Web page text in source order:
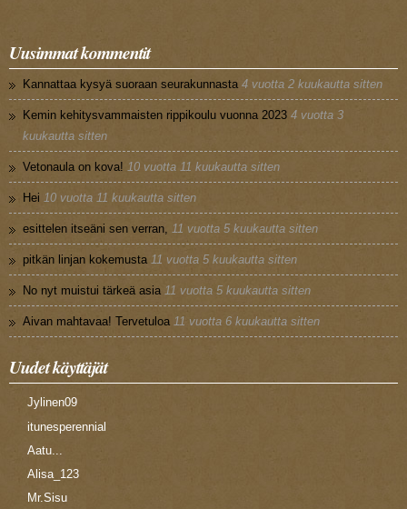
Uusimmat kommentit
Kannattaa kysyä suoraan seurakunnasta 4 vuotta 2 kuukautta sitten
Kemin kehitysvammaisten rippikoulu vuonna 2023 4 vuotta 3
kuukautta sitten
Vetonaula on kova! 10 vuotta 11 kuukautta sitten
Hei 10 vuotta 11 kuukautta sitten
esittelen itseäni sen verran, 11 vuotta 5 kuukautta sitten
pitkän linjan kokemusta 11 vuotta 5 kuukautta sitten
No nyt muistui tärkeä asia 11 vuotta 5 kuukautta sitten
Aivan mahtavaa! Tervetuloa 11 vuotta 6 kuukautta sitten
Uudet käyttäjät
Jylinen09
itunesperennial
Aatu...
Alisa_123
Mr.Sisu